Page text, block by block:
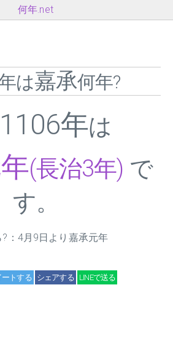
何年.net
は嘉承何年?
年は
(長治3年) で
す。
?：4月9日より嘉承元年
ートする シェアする LINEで送る